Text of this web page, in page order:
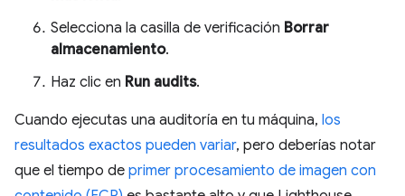
Selecciona la casilla de verificación Borrar
almacenamiento.
Haz clic en Run audits.
Cuando ejecutas una auditoría en tu máquina, los
resultados exactos pueden variar, pero deberías notar
que el tiempo de primer procesamiento de imagen con